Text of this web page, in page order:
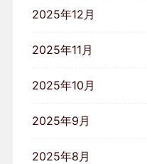
2025年12月
2025年11月
2025年10月
2025年9月
2025年8月